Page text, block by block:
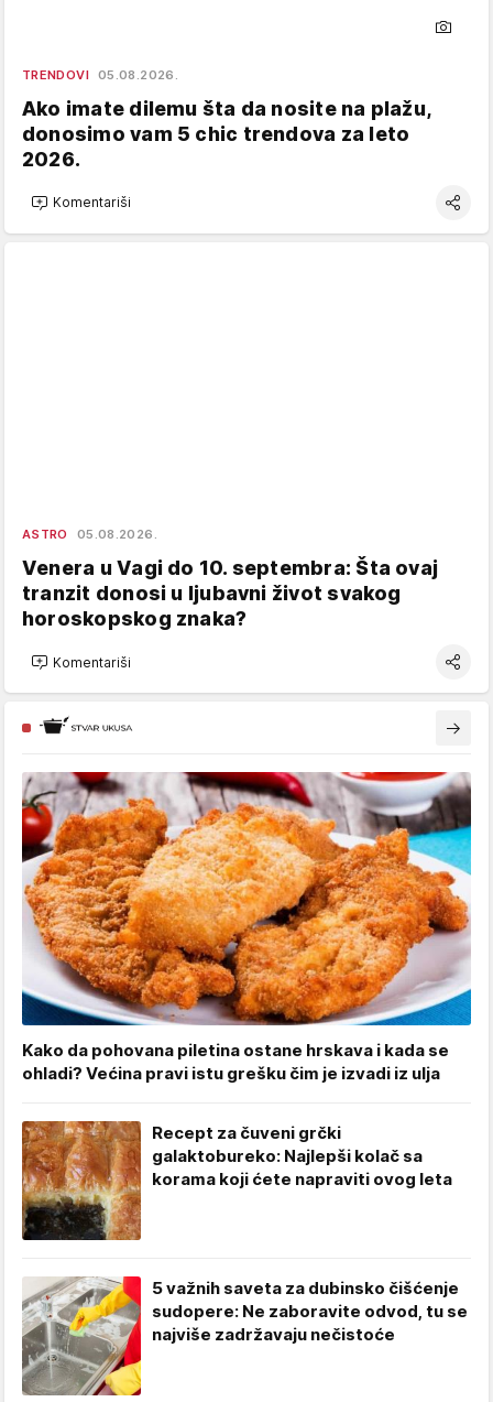
TRENDOVI 05.08.2026.
Ako imate dilemu šta da nosite na plažu,
donosimo vam 5 chic trendova za leto
2026.
Komentariši
ASTRO 05.08.2026.
Venera u Vagi do 10. septembra: Šta ovaj
tranzit donosi u ljubavni život svakog
horoskopskog znaka?
Komentariši
Kako da pohovana piletina ostane hrskava i kada se
ohladi? Većina pravi istu grešku čim je izvadi iz ulja
Recept za čuveni grčki
galaktobureko: Najlepši kolač sa
korama koji ćete napraviti ovog leta
5 važnih saveta za dubinsko čišćenje
sudopere: Ne zaboravite odvod, tu se
najviše zadržavaju nečistoće